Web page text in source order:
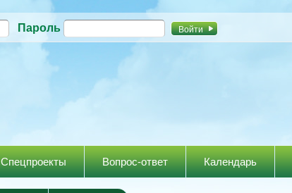
Перейти к
содержанию
Пароль
Спецпроекты Вопрос-ответ Календарь